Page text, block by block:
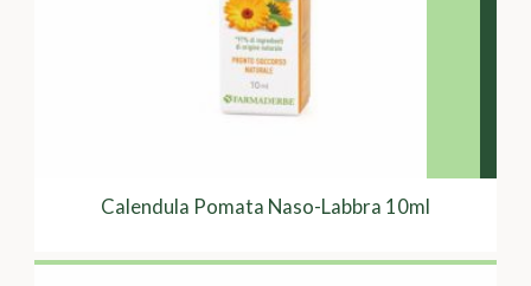
Calendula Pomata Naso-Labbra 10ml